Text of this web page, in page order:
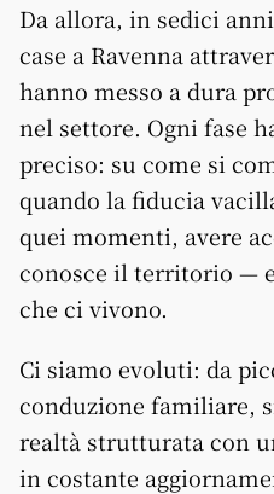
Da allora, in sedici
case a Ravenna
hanno messo a dura
nel settore. Ogni fase
preciso: su come si
quando la fiducia
quei momenti, avere
conosce il territorio —
che ci vivono.
Ci siamo evoluti: da
conduzione familiare,
realtà strutturata con
in costante